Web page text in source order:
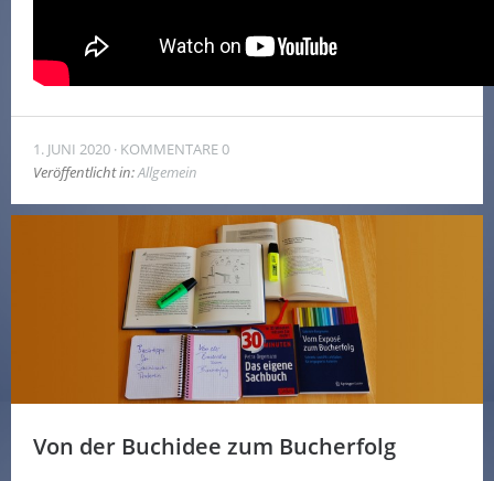
1. JUNI 2020 KOMMENTARE 0
Veröffentlicht in:Allgemein
Von der Buchidee zum Bucherfolg